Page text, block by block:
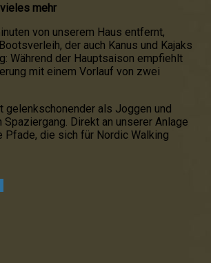
mehr
von unserem Haus entfernt,
der auch Kanus und Kajaks
Während der Hauptsaison empfiehlt
mit einem Vorlauf von zwei
gelenkschonender als Joggen und
Direkt an unserer Anlage
Pfade, die sich für Nordic Walking